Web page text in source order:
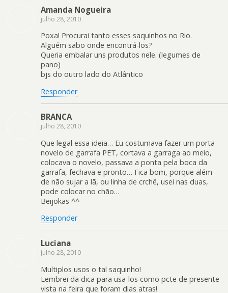
Amanda Nogueira
julho 28, 2010
Poxa! Procurai tanto esses saquinhos no Rio.
Alguém sabo onde encontrá-los?
Queria embalar uns produtos nele. (legumes de
pano)
bjs do outro lado do Atlântico
Responder
BRANCA
julho 28, 2010
Que legal essa ideia… Eu costumava fazer um porta
novelo de garrafa PET, cortava a garraga ao meio,
colocava o novelo, passava a ponta pela boca da
garrafa, fechava e pronto… Fica bom, porque além
de não sujar a lã, ou linha de crchê, usei nas duas,
pode colocar no chão…
Beijokas ^^
Responder
Luciana
julho 28, 2010
Multiplos usos o tal saquinho!
Lembrei da dica para usa-los como pcte de presente
vista na feira que foram dias atras!